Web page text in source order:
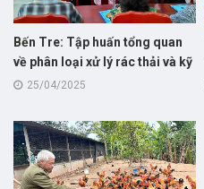
Bến Tre: Tập huấn tổng quan
về phân loại xử lý rác thải và kỹ
thuật nuôi sâu canxi cho hội
25/04/2025